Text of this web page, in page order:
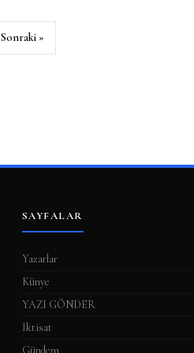
Sonraki »
SAYFALAR
Yazarlar
Künye
YAZI GÖNDER
İktisat
Gündem